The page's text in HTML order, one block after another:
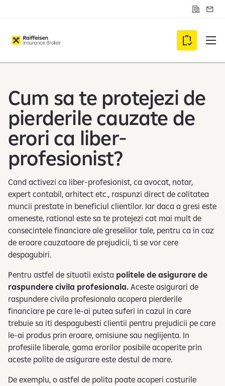
C
c
S
i
z
C
e
v
i
e
n
t
Cum sa te protejezi de
pierderile cauzate de
erori ca liber-
profesionist?
Cand activezi ca liber-profesionist, ca avocat, notar,
expert contabil, arhitect etc., raspunzi direct de calitatea
muncii prestate in beneficiul clientilor. Iar daca a gresi este
omeneste, rational este sa te protejezi cat mai mult de
consecintele financiare ale greselilor tale, pentru ca in caz
de eroare cauzatoare de prejudicii, ti se vor cere
despagubiri.
Pentru astfel de situatii exista politele de asigurare de
raspundere civila profesionala. Aceste asigurari de
raspundere civila profesionala acopera pierderile
financiare pe care le-ai putea suferi in cazul in care
trebuie sa iti despagubesti clientii pentru prejudicii pe care
le-ai produs prin eroare, omisiune sau neglijenta. In
profesiile liberale, gama erorilor posibile acoperite prin
aceste polite de asigurare este destul de mare.
De exemplu, o astfel de polita poate acoperi costurile